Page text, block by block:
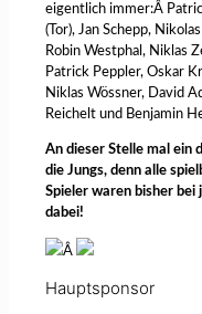
eigentlich immer:Â
(Tor), Jan Schepp,
Robin Westphal, Niklas
Patrick Peppler, Oskar
Niklas Wössner, David
Reichelt und Benjamin
An dieser Stelle mal ein
die Jungs, denn alle
Spieler waren bisher bei
dabei!
Â
Hauptsponsor